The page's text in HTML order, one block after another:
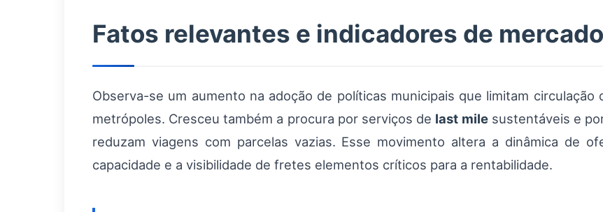
Fatos relevantes e indicadores de mercado
Observa-se um aumento na adoção de políticas municipais que limitam
metrópoles. Cresceu também a procura por serviços de last milesustentáveis e
reduzam viagens com parcelas vazias. Esse movimento altera a dinâmica de
capacidade e a visibilidade de fretes elementos críticos para a rentabilidade.